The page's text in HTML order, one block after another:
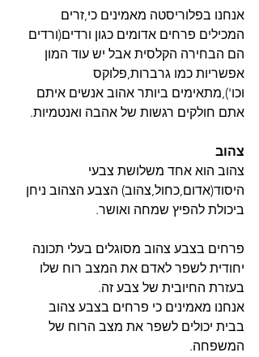
אנחנו בפלוריסטה מאמינים כי,זרים
המכילים פרחים אדומים כגון ורדים(ורדים
הם הבחירה הקלסית אבל יש עוד המון
אפשריות כמו גרברות,פלוקס
וכו'),מתאימים ביותר אהוב אנשים איתם
אתם חולקים רגשות של אהבה ואנטמיות.
צהוב
צהוב הוא אחד משלושת צבעי
היסוד(אדום,כחול,צהוב) הצבע הצהוב ניחן
ביכולת להפיץ שמחה ואושר.
פרחים בצבע צהוב מסוגלים בעלי תכונה
יחודית לשפר לאדם את המצב רוח שלו
בעזרת החיובית של צבע זה.
אנחנו מאמינים כי פרחים בצבע צהוב
בבית יכולים לשפר את מצב הרוח של
המשפחה.